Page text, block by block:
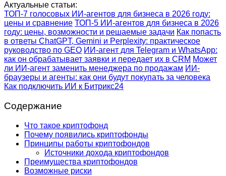
Актуальные статьи:
ТОП-7 голосовых ИИ-агентов для бизнеса в 2026 году:
цены и сравнение ТОП-5 ИИ-агентов для бизнеса в 2026
году: цены, возможности и решаемые задачи Как попасть
в ответы ChatGPT, Gemini и Perplexity: практическое
руководство по GEO ИИ-агент для Telegram и WhatsApp:
как он обрабатывает заявки и передает их в CRM Может
ли ИИ-агент заменить менеджера по продажам ИИ-
браузеры и агенты: как они будут покупать за человека
Как подключить ИИ к Битрикс24
Содержание
Что такое криптофонд
Почему появились криптофонды
Принципы работы криптофондов
Источники дохода криптофондов
Преимущества криптофондов
Возможные риски